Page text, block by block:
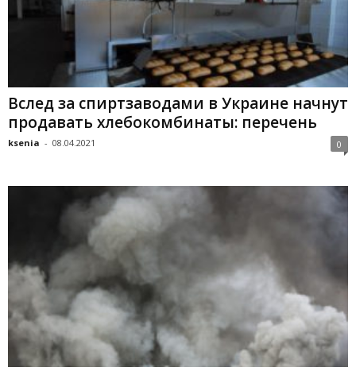
Вслед за спиртзаводами в Украине начнут
продавать хлебокомбинаты: перечень
ksenia - 08.04.2021 0